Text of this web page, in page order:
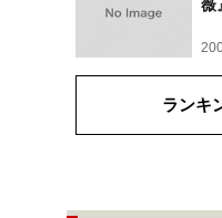
薇』
ランキ